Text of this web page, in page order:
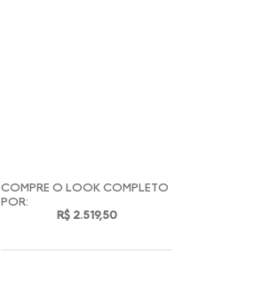
COMPRE O LOOK COMPLETO
POR:
R$ 2.519,50